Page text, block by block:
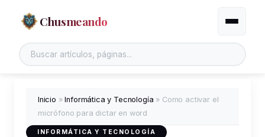
Chusmeando Alternar
Inicio »Informática y Tecnología » Como activar el
micrófono para dictar en word
INFORMÁTICA Y TECNOLOGÍA